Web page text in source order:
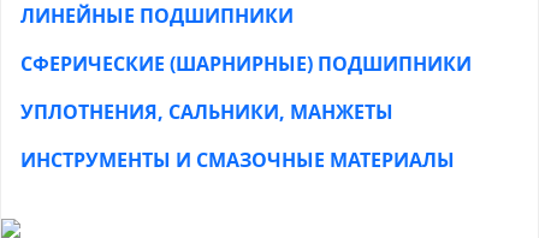
ЛИНЕЙНЫЕ ПОДШИПНИКИ
СФЕРИЧЕСКИЕ (ШАРНИРНЫЕ) ПОДШИПНИКИ
УПЛОТНЕНИЯ, САЛЬНИКИ, МАНЖЕТЫ
ИНСТРУМЕНТЫ И СМАЗОЧНЫЕ МАТЕРИАЛЫ